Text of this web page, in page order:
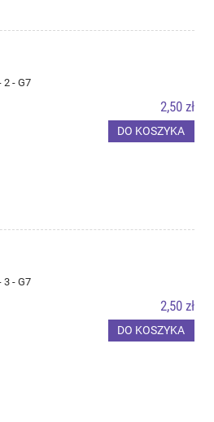
2 - G7
2,50 zł
DO KOSZYKA
3 - G7
2,50 zł
DO KOSZYKA